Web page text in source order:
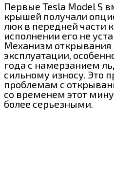
Первые Tesla Model S
крышей получали
люк в передней части
исполнении его не
Механизм открывания
эксплуатации,
года с намерзанием
сильному износу. Это
проблемам с
со временем этот
более серьезными.